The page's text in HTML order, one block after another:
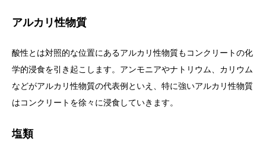
アルカリ性物質
酸性とは対照的な位置にあるアルカリ性物質もコンクリートの化
学的浸食を引き起こします。アンモニアやナトリウム、カリウム
などがアルカリ性物質の代表例といえ、特に強いアルカリ性物質
はコンクリートを徐々に浸食していきます。
塩類